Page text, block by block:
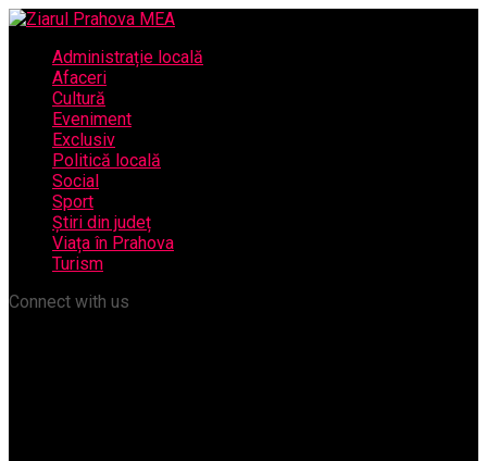
Administrație locală
Afaceri
Cultură
Eveniment
Exclusiv
Politică locală
Social
Sport
Știri din județ
Viața în Prahova
Turism
Connect with us